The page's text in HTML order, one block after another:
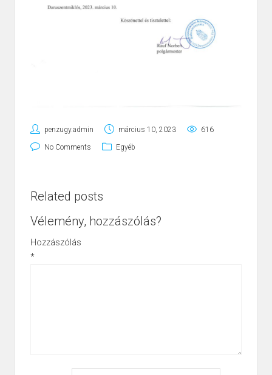
penzugy.admin március 10, 2023 616
No Comments Egyéb
Related posts
Vélemény, hozzászólás?
Hozzászólás
*